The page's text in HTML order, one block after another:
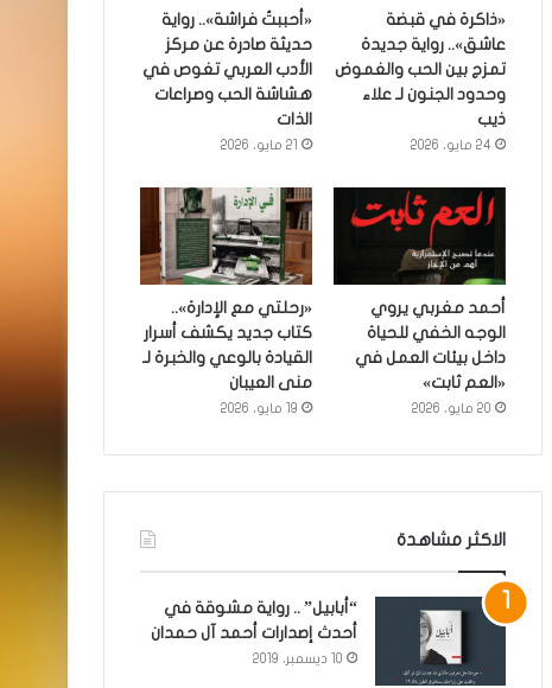
«ذاكرة في قبضة
عاشق».. رواية جديدة
تمزج بين الحب والغموض
وحدود الجنون لـ علاء
ذيب
24 مايو، 2026
«أحببتُ فراشة».. رواية
حديثة صادرة عن مركز
الأدب العربي تغوص في
هشاشة الحب وصراعات
الذات
21 مايو، 2026
أحمد مغربي يروي
الوجه الخفي للحياة
داخل بيئات العمل في
«العم ثابت»
20 مايو، 2026
«رحلتي مع الإدارة»..
كتاب جديد يكشف أسرار
القيادة بالوعي والخبرة لـ
منى العيبان
19 مايو، 2026
الاكثر مشاهدة
“أبابيل” .. رواية مشوقة في
أحدث إصدارات أحمد آل حمدان
10 ديسمبر، 2019